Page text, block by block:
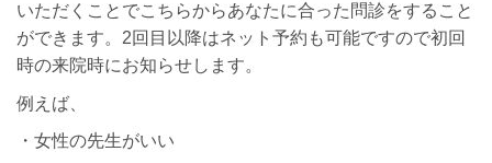
いただくことでこちらからあなたに合った問診をすること
ができます。2回目以降はネット予約も可能ですので初回
時の来院時にお知らせします。
例えば、
・女性の先生がいい